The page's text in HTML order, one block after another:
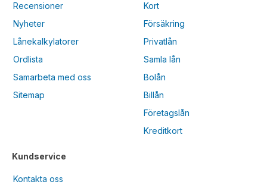
Recensioner
Nyheter
Lånekalkylatorer
Ordlista
Samarbeta med oss
Sitemap
Kundservice
Kontakta oss
Kort
Försäkring
Privatlån
Samla lån
Bolån
Billån
Företagslån
Kreditkort